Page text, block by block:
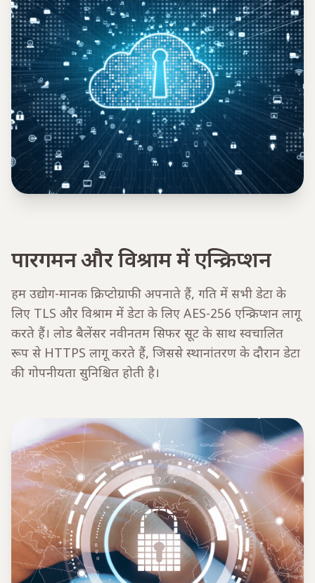
पारगमन और विश्राम में एन्क्रिप्शन
हम उद्योग-मानक क्रिप्टोग्राफी अपनाते हैं, गति में सभी डेटा के
लिए TLS और विश्राम में डेटा के लिए AES-256 एन्क्रिप्शन लागू
करते हैं। लोड बैलेंसर नवीनतम सिफर सूट के साथ स्वचालित
रूप से HTTPS लागू करते हैं, जिससे स्थानांतरण के दौरान डेटा
की गोपनीयता सुनिश्चित होती है।